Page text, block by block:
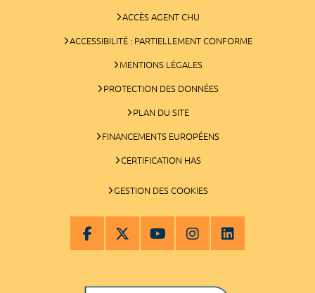
ACCÈS AGENT CHU
ACCESSIBILITÉ : PARTIELLEMENT CONFORME
MENTIONS LÉGALES
PROTECTION DES DONNÉES
PLAN DU SITE
FINANCEMENTS EUROPÉENS
CERTIFICATION HAS
GESTION DES COOKIES